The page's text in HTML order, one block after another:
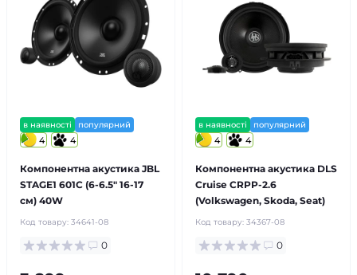
в наявності популярний
4 4
Компонентна акустика JBL
STAGE1 601C (6-6.5″ 16-17
см) 40W
Код товару: 34641-08
0
в наявності популярний
4 4
Компонентна акустика DLS
Cruise CRPP-2.6
(Volkswagen, Skoda, Seat)
Код товару: 34367-08
0